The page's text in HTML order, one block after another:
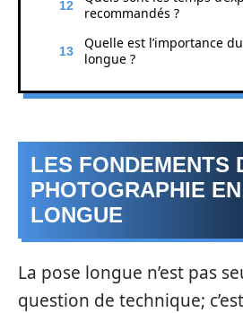
recommandés ?
Quelle est l’importance
longue ?
LES FONDEMENTS
PHOTOGRAPHIE
LONGUE
La pose longue n’est pas
question de technique;